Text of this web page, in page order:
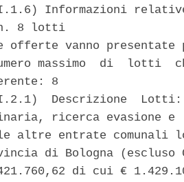
Informazioni
8 lotti
offerte vanno
massimo  di  lotti
8
Descrizione
ricerca evasione
altre entrate comunali
di Bologna (escluso
di cui €